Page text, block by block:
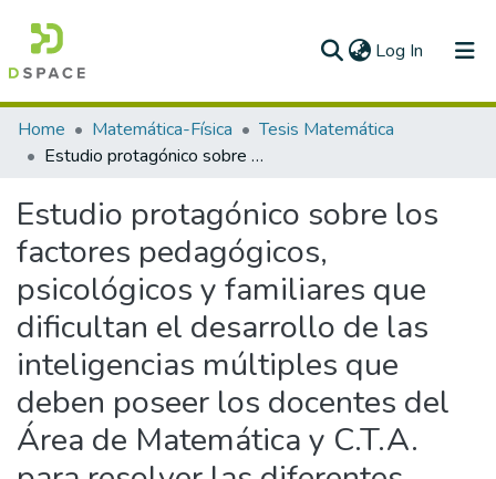
Log In (current)
Communities & Collections
All of DSpace
Statistics
Home Matemática-Física
Tesis Matemática
Estudio protagónico sobre los factores pedagógicos, psicológicos y familiares que dificultan el desarrollo de las inteligencias múltiples que deben poseer los docentes del Área de Matemática y C.T.A. para resolver las diferentes situaciones críticas que se dan durante la ejecución de nuestras sesiones de aprendizaje impartidas en las prácticas pre-profesionales
Estudio protagónico sobre los
factores pedagógicos,
psicológicos y familiares que
dificultan el desarrollo de las
inteligencias múltiples que
deben poseer los docentes del
Área de Matemática y C.T.A.